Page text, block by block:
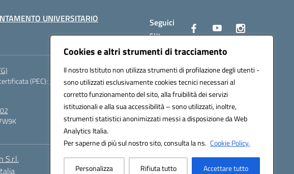
Cookies e altri strumenti di tracciamento
Il nostro Istituto non utilizza strumenti di profilazione degli utenti -
sono utilizzati esclusivamente cookies tecnici necessari al
corretto funzionamento del sito, alla fruibilità dei servizi
istituzionali e alla sua accessibilità – sono utilizzati, inoltre,
strumenti statistici anonimizzati messi a disposizione da Web
Analytics Italia.
Per saperne di più sul nostro sito, consulta la ns. Cookie Policy.
Personalizza Rifiuta tutto Accettare tutto
UNIVERSITARIO
Seguici
su:
(PEC):fgps210002@pec.istruzione.it
S.r.l.